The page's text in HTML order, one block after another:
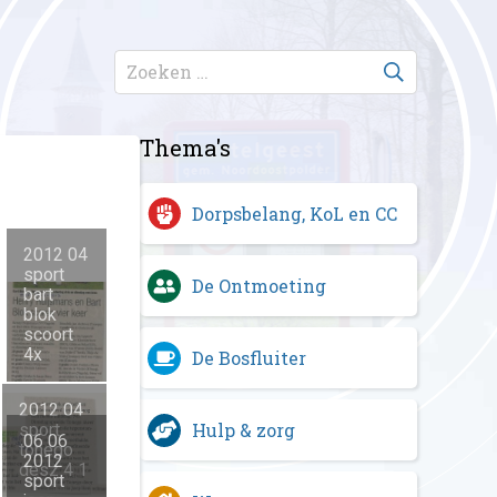
2012 04
sport
bart
blok
scoort
4x
2012 04
sport
tonego
desz 4 1
06 06
2012
sport
Thema's
Dorpsbelang, KoL en CC
De Ontmoeting
De Bosfluiter
Hulp & zorg